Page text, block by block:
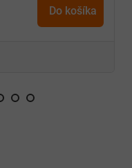
Do košíka